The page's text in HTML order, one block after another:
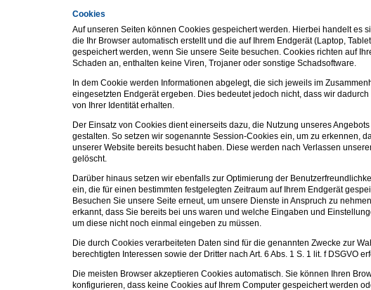
Cookies
Auf unseren Seiten können Cookies gespeichert werden. Hierbei handelt es
die Ihr Browser automatisch erstellt und die auf Ihrem Endgerät (Laptop,
gespeichert werden, wenn Sie unsere Seite besuchen. Cookies richten auf
Schaden an, enthalten keine Viren, Trojaner oder sonstige Schadsoftware.
In dem Cookie werden Informationen abgelegt, die sich jeweils im
eingesetzten Endgerät ergeben. Dies bedeutet jedoch nicht, dass wir
von Ihrer Identität erhalten.
Der Einsatz von Cookies dient einerseits dazu, die Nutzung unseres
gestalten. So setzen wir sogenannte Session-Cookies ein, um zu erkennen,
unserer Website bereits besucht haben. Diese werden nach Verlassen
gelöscht.
Darüber hinaus setzen wir ebenfalls zur Optimierung der
ein, die für einen bestimmten festgelegten Zeitraum auf Ihrem Endgerät
Besuchen Sie unsere Seite erneut, um unsere Dienste in Anspruch zu
erkannt, dass Sie bereits bei uns waren und welche Eingaben und
um diese nicht noch einmal eingeben zu müssen.
Die durch Cookies verarbeiteten Daten sind für die genannten Zwecke zur
berechtigten Interessen sowie der Dritter nach Art. 6 Abs. 1 S. 1 lit. f DSGVO
Die meisten Browser akzeptieren Cookies automatisch. Sie können Ihren
konfigurieren, dass keine Cookies auf Ihrem Computer gespeichert werden